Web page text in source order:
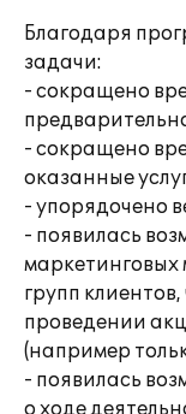
Благодаря
задачи:
- сокращено
- сокращено
оказанные
- упорядочено
- появилась
групп
проведении
(например
- появилась
о ходе